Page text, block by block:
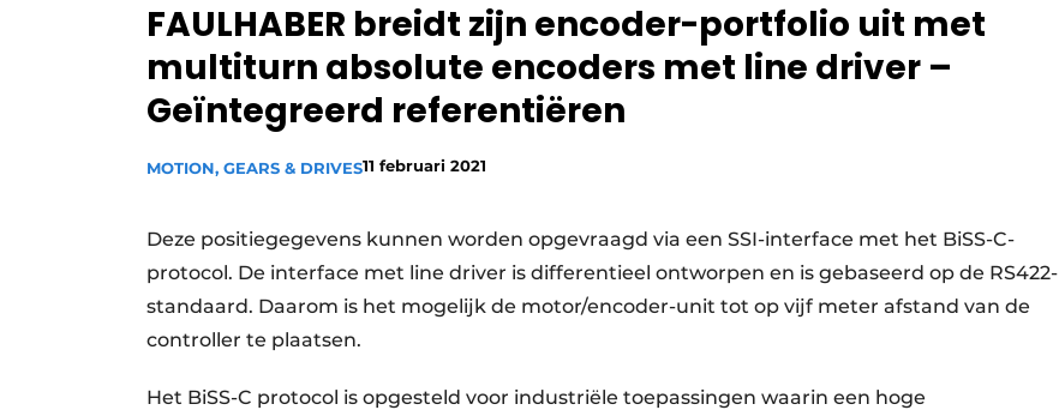
Privacy / Cookie statement
Vacature aanmelden
Vacatures
Video’s
FAULHABER breidt zijn encoder-portfolio uit met
multiturn absolute encoders met line driver –
Geïntegreerd referentiëren
MOTION, GEARS & DRIVES11 februari 2021
Deze positiegegevens kunnen worden opgevraagd via een SSI-interface met het BiSS-C-
protocol. De interface met line driver is differentieel ontworpen en is gebaseerd op de RS422-
standaard. Daarom is het mogelijk de motor/encoder-unit tot op vijf meter afstand van de
controller te plaatsen.
Het BiSS-C protocol is opgesteld voor industriële toepassingen waarin een hoge